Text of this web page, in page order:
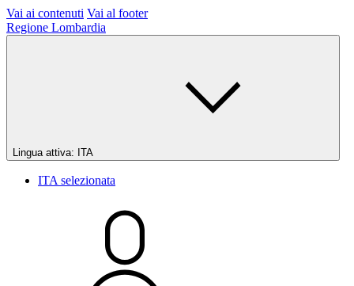
Vai ai contenuti Vai al footer
Regione Lombardia
Lingua attiva: ITA
ITA selezionata